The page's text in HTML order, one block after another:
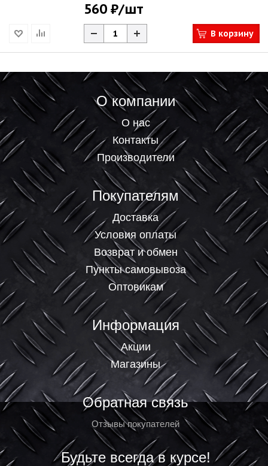
560 ₽/шт
В корзину
О компании
О нас
Контакты
Производители
Покупателям
Доставка
Условия оплаты
Возврат и обмен
Пункты самовывоза
Оптовикам
Информация
Акции
Магазины
Обратная связь
Отзывы покупателей
Будьте всегда в курсе!